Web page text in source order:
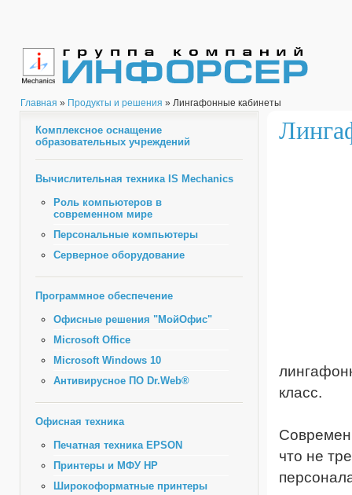
Главная » Продукты и решения » Лингафонные кабинеты
Комплексное оснащение
образовательных учреждений
Вычислительная техника IS Mechanics
Роль компьютеров в
современном мире
Персональные компьютеры
Серверное оборудование
Программное обеспечение
Офисные решения "МойОфис"
Microsoft Office
Microsoft Windows 10
Антивирусное ПО Dr.Web®
Офисная техника
Печатная техника EPSON
Принтеры и МФУ HP
Широкоформатные принтеры
класс.
что не